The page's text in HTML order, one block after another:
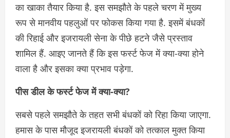
का खाका तैयार किया है. इस समझौते के पहले चरण में मुख्य
रूप से मानवीय पहलुओं पर फोकस किया गया है. इसमें बंधकों
की रिहाई और इजरायली सेना के पीछे हटने जैसे प्रस्ताव
शामिल हैं. आइए जानते हैं कि इस फर्स्ट फेज में क्या-क्या होने
वाला है और इसका क्या प्रभाव पड़ेगा.
पीस डील के फर्स्ट फेज में क्या-क्या?
सबसे पहले समझौते के तहत सभी बंधकों को रिहा किया जाएगा.
हमास के पास मौजूद इजरायली बंधकों को तत्काल मुक्त किया